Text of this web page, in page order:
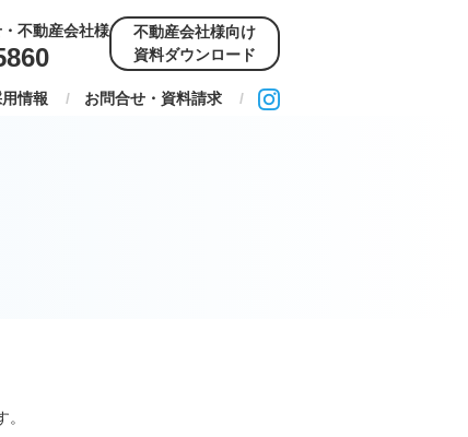
不動産会社様
不動産会社様向け
資料ダウンロード
情報 お問合せ・資料請求